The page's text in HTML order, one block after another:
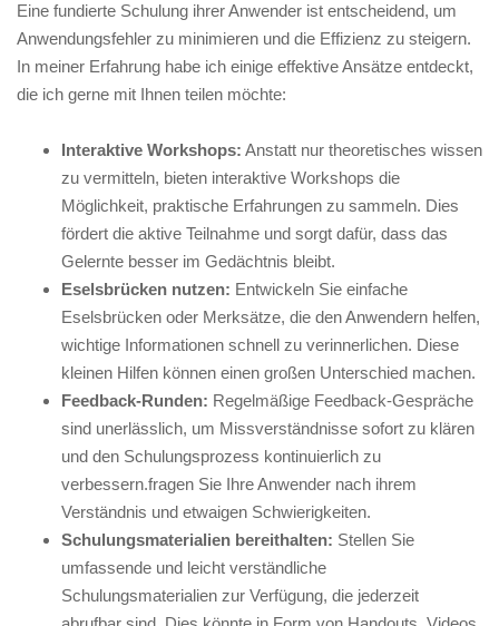
Eine‌ fundierte Schulung ihrer Anwender ist entscheidend, ​um
Anwendungsfehler zu minimieren und⁣ die Effizienz zu ‍steigern.
In meiner Erfahrung habe ich einige‌ effektive Ansätze entdeckt,
die ich gerne mit Ihnen teilen‌ möchte:
Interaktive‌ Workshops: ⁤Anstatt nur theoretisches ‍wissen
zu vermitteln, bieten interaktive Workshops die
Möglichkeit, praktische Erfahrungen zu sammeln.‍ Dies
fördert die aktive Teilnahme und sorgt dafür, dass das
‍Gelernte besser ‌im‌ Gedächtnis bleibt.
Eselsbrücken nutzen: Entwickeln Sie ​einfache
Eselsbrücken⁤ oder Merksätze, die den Anwendern helfen,
wichtige ​Informationen schnell zu verinnerlichen. ​Diese
⁤kleinen Hilfen können‌ einen⁣ großen Unterschied machen.
Feedback-Runden: Regelmäßige​ Feedback-Gespräche
sind unerlässlich, um⁣ Missverständnisse ⁣sofort zu klären
und den⁣ Schulungsprozess kontinuierlich zu
verbessern.fragen⁤ Sie Ihre Anwender nach ihrem
Verständnis und⁤ etwaigen Schwierigkeiten.
Schulungsmaterialien bereithalten: Stellen Sie
‌umfassende und‍ leicht verständliche​
Schulungsmaterialien ‌zur Verfügung, ‌die ‌jederzeit